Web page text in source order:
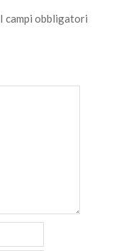
I campi obbligatori